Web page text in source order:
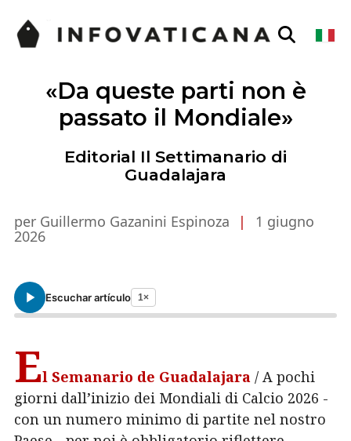
«Da queste parti non è
passato il Mondiale»
Editorial Il Settimanario di
Guadalajara
per Guillermo Gazanini Espinoza | 1 giugno
2026
Escuchar artículo 1×
El Semanario de Guadalajara / A pochi
giorni dall’inizio dei Mondiali di Calcio 2026 -
con un numero minimo di partite nel nostro